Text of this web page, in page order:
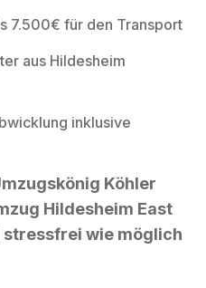
7.500€ für den Transport
aus Hildesheim
inklusive
Köhler
Hildesheim East
wie möglich